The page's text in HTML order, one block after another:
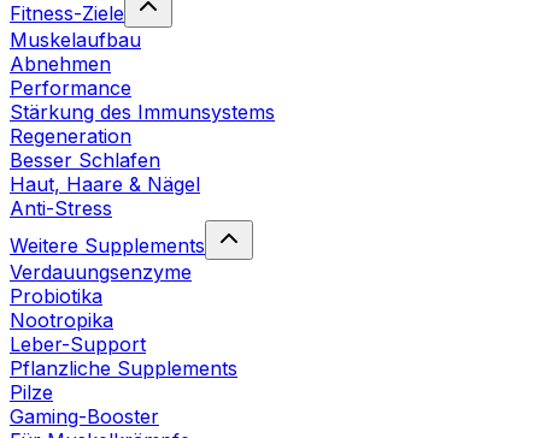
Fitness-Ziele
Muskelaufbau
Abnehmen
Performance
Stärkung des Immunsystems
Regeneration
Besser Schlafen
Haut, Haare & Nägel
Anti-Stress
Weitere Supplements
Verdauungsenzyme
Probiotika
Nootropika
Leber-Support
Pflanzliche Supplements
Pilze
Gaming-Booster